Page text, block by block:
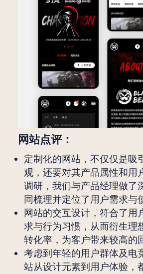
网站点评：
定制化的网站，不仅仅是吸
观，还要对其产品属性和用
调研，我们与产品经理做了
同梳理并定位了用户需求与
网站的交互设计，符合了用
求与行为习惯，从而衍生理
转化率，为客户带来较高的
考虑到年轻的用户群体及电
站从设计元素到用户体验，